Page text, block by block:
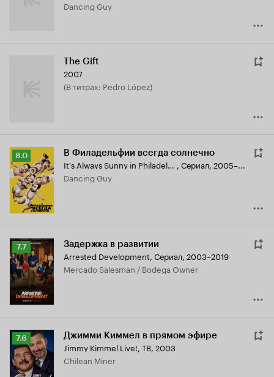
Dancing Guy
The Gift
2007
(в титрах: Pedro López)
Рейтинг
Кинопоиска
8.0
8.0 В Филадельфии всегда солнечно
It's Always Sunny in Philadelphia , Сериал, 2005–...
Dancing Guy
Рейтинг
Кинопоиска
7.7
7.7 Задержка в развитии
Arrested Development, Сериал, 2003–2019
Mercado Salesman / Bodega Owner
Рейтинг
Кинопоиска
7.6
7.6 Джимми Киммел в прямом эфире
Jimmy Kimmel Live!, ТВ, 2003
Chilean Miner